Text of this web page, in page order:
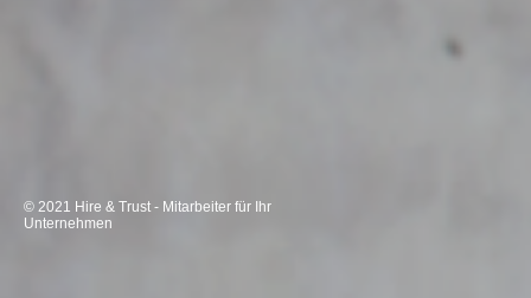
© 2021 Hire & Trust - Mitarbeiter für Ihr
Unternehmen